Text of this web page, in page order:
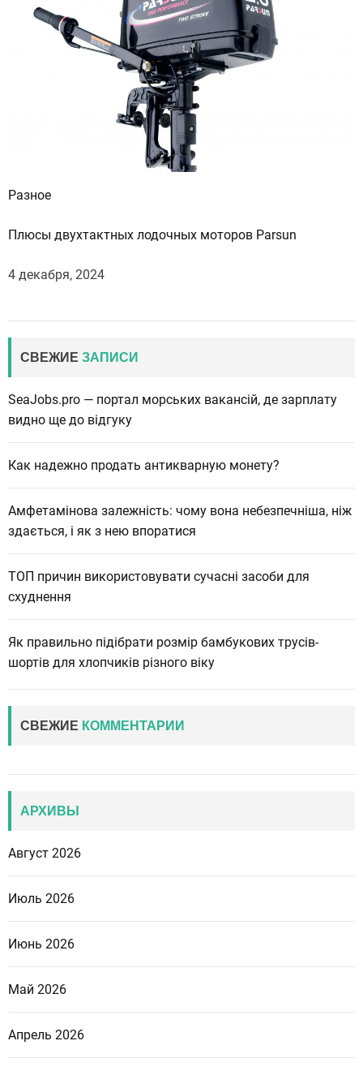
Разное
Плюсы двухтактных лодочных моторов Parsun
4 декабря, 2024
СВЕЖИЕ ЗАПИСИ
SeaJobs.pro — портал морських вакансій, де зарплату
видно ще до відгуку
Как надежно продать антикварную монету?
Амфетамінова залежність: чому вона небезпечніша, ніж
здається, і як з нею впоратися
ТОП причин використовувати сучасні засоби для
схуднення
Як правильно підібрати розмір бамбукових трусів-
шортів для хлопчиків різного віку
СВЕЖИЕ КОММЕНТАРИИ
АРХИВЫ
Август 2026
Июль 2026
Июнь 2026
Май 2026
Апрель 2026